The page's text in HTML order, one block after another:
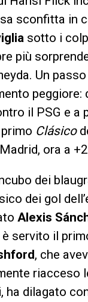
sconfitta in
sotto i
più
Un
peggiore:
il PSG e a
Clásico
ora a
dei
dei gol
Alexis
servito il
, che
riacceso
ha dilagato